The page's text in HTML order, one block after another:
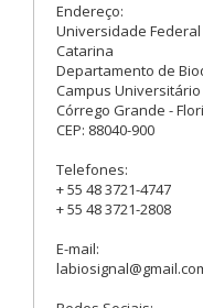
Endereço:
Universidade
Catarina
Departamento de
Campus Universitário
Córrego Grande -
CEP: 88040-900
Telefones:
+ 55 48 3721-4747
+ 55 48 3721-2808
E-mail: